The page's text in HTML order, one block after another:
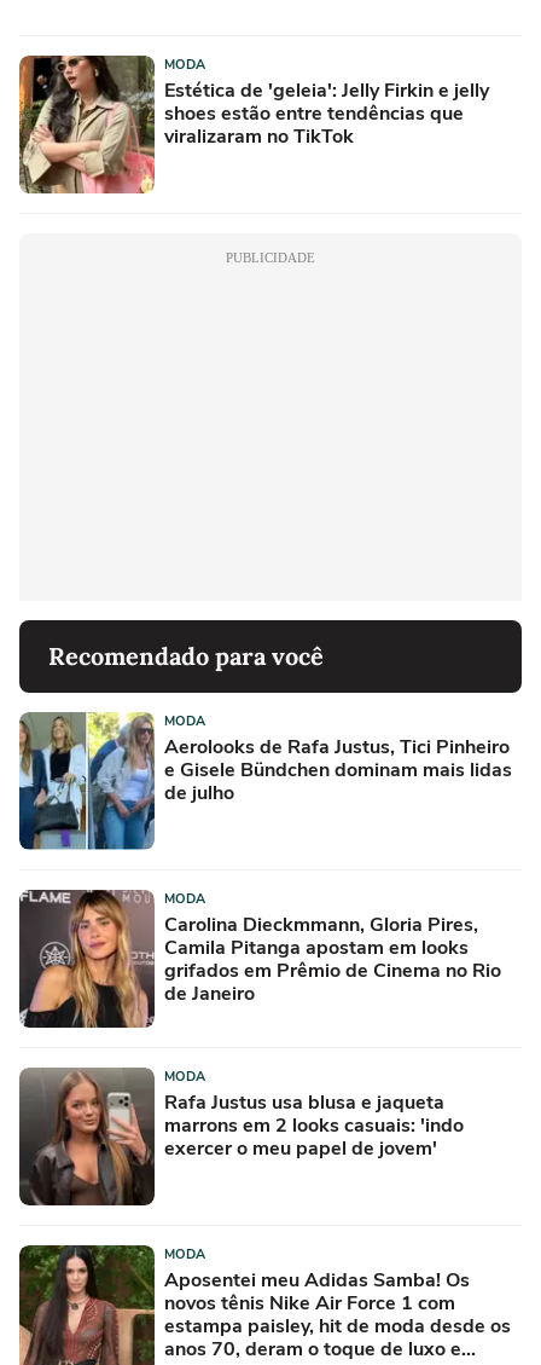
MODA
Estética de 'geleia': Jelly Firkin e jelly
shoes estão entre tendências que
viralizaram no TikTok
PUBLICIDADE
Recomendado para você
MODA
Aerolooks de Rafa Justus, Tici Pinheiro
e Gisele Bündchen dominam mais lidas
de julho
MODA
Carolina Dieckmmann, Gloria Pires,
Camila Pitanga apostam em looks
grifados em Prêmio de Cinema no Rio
de Janeiro
MODA
Rafa Justus usa blusa e jaqueta
marrons em 2 looks casuais: 'indo
exercer o meu papel de jovem'
MODA
Aposentei meu Adidas Samba! Os
novos tênis Nike Air Force 1 com
estampa paisley, hit de moda desde os
anos 70, deram o toque de luxo e